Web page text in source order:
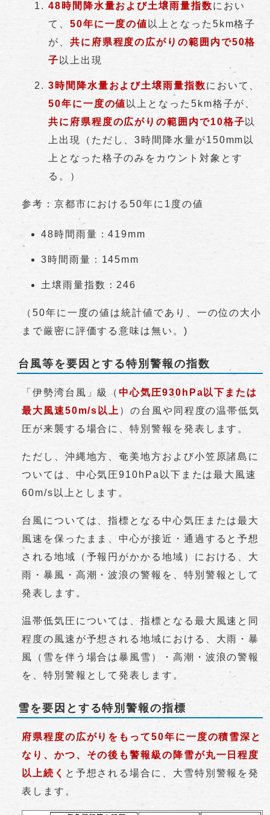
48時間降水量および土壌雨量指数におい
て、 50年に一度の値 以上となった5km格子
が、 共に府県程度の広がりの範囲内で50格
子 以上出現
3時間降水量および土壌雨量指数において、
50年に一度の値 以上となった5km格子が、
共に府県程度の広がりの範囲内で10格子 以
上出現（ただし、3時間降水量が150mm以
上となった格子のみをカウント対象とす
る。）
参考：京都市における50年に1度の値
48時間雨量：419mm
3時間雨量：145mm
土壌雨量指数：246
（50年に一度の値は統計値であり、一の位の大小
まで厳密に評価する意味は無い。)
台風等を要因とする特別警報の指数
「伊勢湾台風」級（中心気圧930hPa以下または
最大風速50m/s以上 ）の台風や同程度の温帯低気
圧が来襲する場合に、特別警報を発表します。
ただし、沖縄地方、奄美地方および小笠原諸島に
ついては、中心気圧910hPa以下または最大風速
60m/s以上とします。
台風については、指標となる中心気圧または最大
風速を保ったまま、中心が接近・通過すると予想
される地域（予報円がかかる地域）における、大
雨・暴風・高潮・波浪の警報を、特別警報として
発表します。
温帯低気圧については、指標となる最大風速と同
程度の風速が予想される地域における、大雨・暴
風（雪を伴う場合は暴風雪）・高潮・波浪の警報
を、特別警報として発表します。
雪を要因とする特別警報の指標
府県程度の広がりをもって50年に一度の積雪深と
なり、かつ、その後も警報級の降雪が丸一日程度
以上続く と予想される場合に、大雪特別警報を発
表します。